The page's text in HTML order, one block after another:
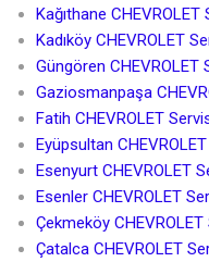
Kağıthane CHEVROLET
Kadıköy CHEVROLET
Güngören CHEVROLET
Gaziosmanpaşa
Fatih CHEVROLET
Eyüpsultan
Esenyurt CHEVROLET
Esenler CHEVROLET
Çekmeköy CHEVROLET
Çatalca CHEVROLET